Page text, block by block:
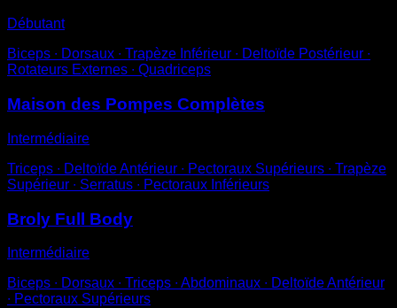
Débutant
Biceps ∙ Dorsaux ∙ Trapèze Inférieur ∙ Deltoïde Postérieur ∙
Rotateurs Externes ∙ Quadriceps
Maison des Pompes Complètes
Intermédiaire
Triceps ∙ Deltoïde Antérieur ∙ Pectoraux Supérieurs ∙ Trapèze
Supérieur ∙ Serratus ∙ Pectoraux Inférieurs
Broly Full Body
Intermédiaire
Biceps ∙ Dorsaux ∙ Triceps ∙ Abdominaux ∙ Deltoïde Antérieur
∙ Pectoraux Supérieurs